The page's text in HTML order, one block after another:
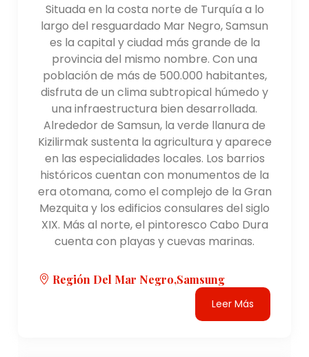
Situada en la costa norte de Turquía a lo
largo del resguardado Mar Negro, Samsun
es la capital y ciudad más grande de la
provincia del mismo nombre. Con una
población de más de 500.000 habitantes,
disfruta de un clima subtropical húmedo y
una infraestructura bien desarrollada.
Alrededor de Samsun, la verde llanura de
Kizilirmak sustenta la agricultura y aparece
en las especialidades locales. Los barrios
históricos cuentan con monumentos de la
era otomana, como el complejo de la Gran
Mezquita y los edificios consulares del siglo
XIX. Más al norte, el pintoresco Cabo Dura
cuenta con playas y cuevas marinas.
Región Del Mar Negro,Samsung
Leer Más